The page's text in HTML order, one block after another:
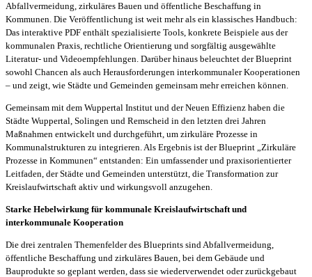
Abfallvermeidung, zirkuläres Bauen und öffentliche Beschaffung in
Kommunen. Die Veröffentlichung ist weit mehr als ein klassisches Handbuch:
Das interaktive PDF enthält spezialisierte Tools, konkrete Beispiele aus der
kommunalen Praxis, rechtliche Orientierung und sorgfältig ausgewählte
Literatur- und Videoempfehlungen. Darüber hinaus beleuchtet der Blueprint
sowohl Chancen als auch Herausforderungen interkommunaler Kooperationen
– und zeigt, wie Städte und Gemeinden gemeinsam mehr erreichen können.
Gemeinsam mit dem Wuppertal Institut und der Neuen Effizienz haben die
Städte Wuppertal, Solingen und Remscheid in den letzten drei Jahren
Maßnahmen entwickelt und durchgeführt, um zirkuläre Prozesse in
Kommunalstrukturen zu integrieren. Als Ergebnis ist der Blueprint „Zirkuläre
Prozesse in Kommunen“ entstanden: Ein umfassender und praxisorientierter
Leitfaden, der Städte und Gemeinden unterstützt, die Transformation zur
Kreislaufwirtschaft aktiv und wirkungsvoll anzugehen.
Starke Hebelwirkung für kommunale Kreislaufwirtschaft und
interkommunale Kooperation
Die drei zentralen Themenfelder des Blueprints sind Abfallvermeidung,
öffentliche Beschaffung und zirkuläres Bauen, bei dem Gebäude und
Bauprodukte so geplant werden, dass sie wiederverwendet oder zurückgebaut